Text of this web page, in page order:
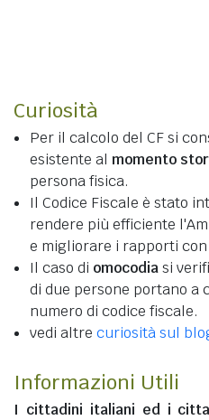
Curiosità
Per il calcolo del CF si
esistente al momento
persona fisica.
Il Codice Fiscale è stato
rendere più efficiente
e migliorare i rapporti
Il caso di omocodiasi
di due persone portano a
numero di codice fiscale.
vedi altre curiosità sul
Informazioni Utili
I cittadini italiani ed i